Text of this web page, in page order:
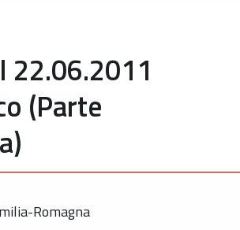
22.06.2011
(Parte
Romagna